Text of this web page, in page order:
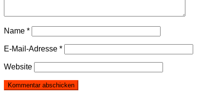
Name *
E-Mail-Adresse *
Website